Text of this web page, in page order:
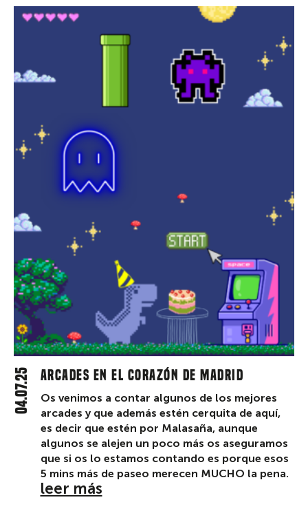
Arcades en el corazón de Madrid
04.07.25
Os venimos a contar algunos de los mejores
arcades y que además estén cerquita de aquí,
es decir que estén por Malasaña, aunque
algunos se alejen un poco más os aseguramos
que si os lo estamos contando es porque esos
5 mins más de paseo merecen MUCHO la pena.
leer más